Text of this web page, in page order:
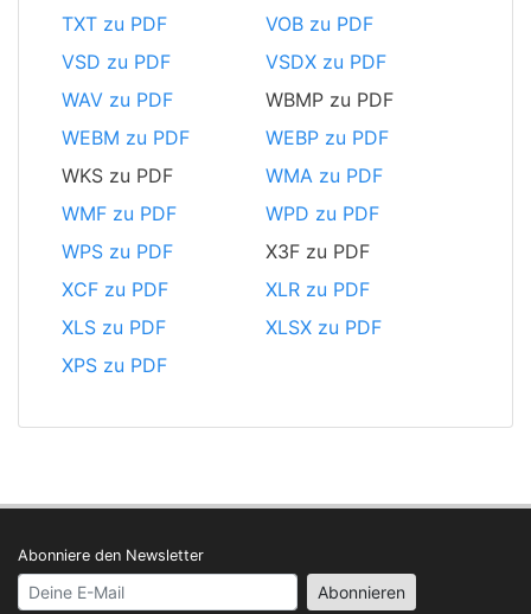
TXT zu PDF
VOB zu PDF
VSD zu PDF
VSDX zu PDF
WAV zu PDF
WBMP zu PDF
WEBM zu PDF
WEBP zu PDF
WKS zu PDF
WMA zu PDF
WMF zu PDF
WPD zu PDF
WPS zu PDF
X3F zu PDF
XCF zu PDF
XLR zu PDF
XLS zu PDF
XLSX zu PDF
XPS zu PDF
Abonniere den Newsletter
Your email address Abonnieren